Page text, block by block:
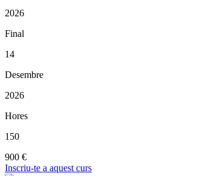
2026
Final
14
Desembre
2026
Hores
150
900 €
Inscriu-te a aquest curs